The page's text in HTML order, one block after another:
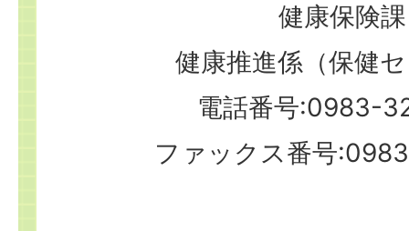
健康保険課
健康推進係（保健
電話番号:0983-
ファックス番号